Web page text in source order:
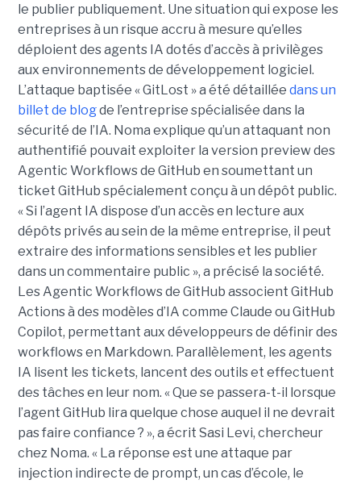
le publier publiquement. Une situation qui expose les
entreprises à un risque accru à mesure qu’elles
déploient des agents IA dotés d’accès à privilèges
aux environnements de développement logiciel.
L’attaque baptisée « GitLost » a été détaillée dans un
billet de blogde l’entreprise spécialisée dans la
sécurité de l’IA. Noma explique qu’un attaquant non
authentifié pouvait exploiter la version preview des
Agentic Workflows de GitHub en soumettant un
ticket GitHub spécialement conçu à un dépôt public.
« Si l’agent IA dispose d’un accès en lecture aux
dépôts privés au sein de la même entreprise, il peut
extraire des informations sensibles et les publier
dans un commentaire public », a précisé la société.
Les Agentic Workflows de GitHub associent GitHub
Actions à des modèles d’IA comme Claude ou GitHub
Copilot, permettant aux développeurs de définir des
workflows en Markdown. Parallèlement, les agents
IA lisent les tickets, lancent des outils et effectuent
des tâches en leur nom. « Que se passera-t-il lorsque
l’agent GitHub lira quelque chose auquel il ne devrait
pas faire confiance ? », a écrit Sasi Levi, chercheur
chez Noma. « La réponse est une attaque par
injection indirecte de prompt, un cas d’école, le